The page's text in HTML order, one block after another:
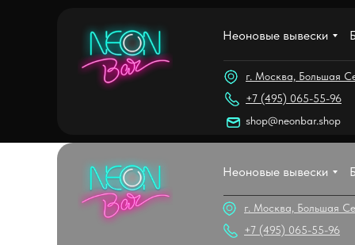
Неоновые вывески
г. Москва, Большая
shop@neonbar.shop
+7 (495) 065-55-96
Неоновые вывески
г. Москва, Большая
+7 (495) 065-55-96
+7 (939)